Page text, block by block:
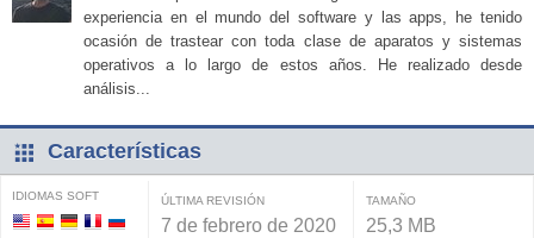
experiencia en el mundo del software y las apps, he tenido
ocasión de trastear con toda clase de aparatos y sistemas
operativos a lo largo de estos años. He realizado desde
análisis...
Características
IDIOMAS SOFT ÚLTIMA REVISIÓN
7 de febrero de 2020
TAMAÑO
25,3 MB